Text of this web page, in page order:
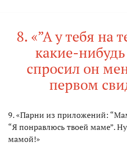
8. «”А у тебя на
какие-
спросил он
первом
9. «Парни из приложений:
“Я понравлюсь твоей маме”.
мамой!»